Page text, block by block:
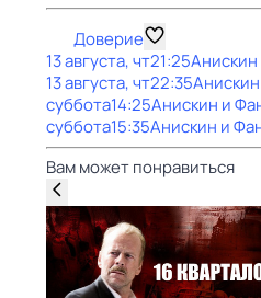
Доверие
13 августа, чт21:25
13 августа, чт22:35
суббота14:25Анискин и
суббота15:35Анискин и
Вам может понравиться